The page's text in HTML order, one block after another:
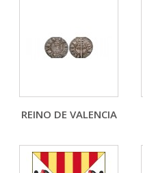
REINO DE VALENCIA